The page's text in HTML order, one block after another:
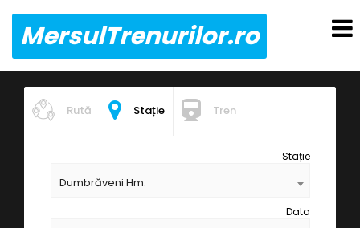
MersulTrenurilor.ro
Rută Stație Tren
Stație
Dumbrăveni Hm.
Data